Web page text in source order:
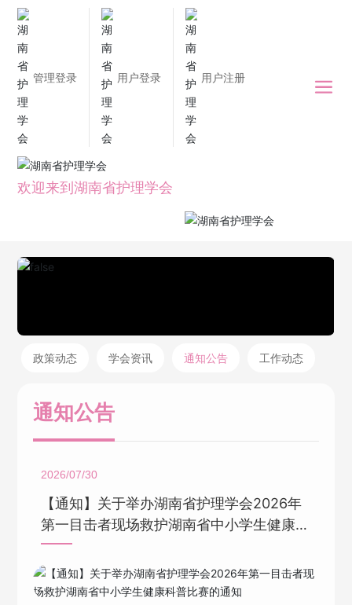
欢迎来到湖南省护理学会
管理登录 用户登录 用户注册
政策动态 学会资讯 通知公告 工作动态
通知公告
2026/07/30
【通知】关于举办湖南省护理学会2026年
第一目击者现场救护湖南省中小学生健康科
普比赛的通知